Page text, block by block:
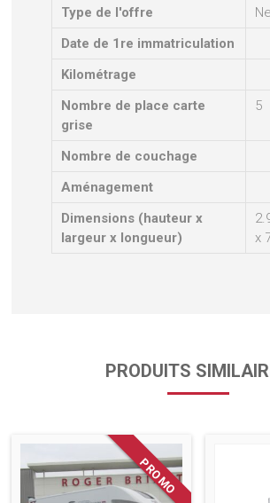
Type de l'offre
Date de 1re immatriculation
Kilométrage
Nombre de place carte
grise
5
Nombre de couchage
Aménagement
Dimensions (hauteur x
largeur x longueur)
x
PRODUITS